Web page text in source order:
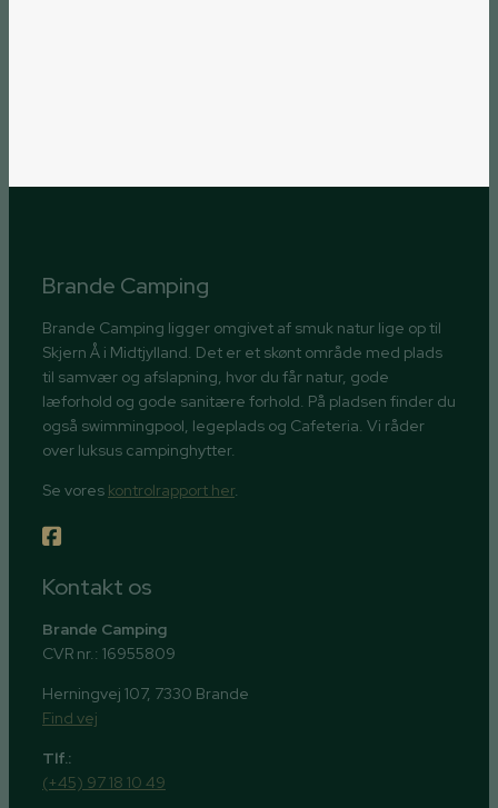
Brande Camping
Brande Camping ligger omgivet af smuk natur lige op til
Skjern Å i Midtjylland. Det er et skønt område med plads
til samvær og afslapning, hvor du får natur, gode
læforhold og gode sanitære forhold. På pladsen finder du
også swimmingpool, legeplads og Cafeteria. Vi råder
over luksus campinghytter.
Se vores kontrolrapport her.
Kontakt os
Brande Camping
CVR nr.: 16955809
Herningvej 107, 7330 Brande
Find vej
Tlf.:
(+45) 97 18 10 49